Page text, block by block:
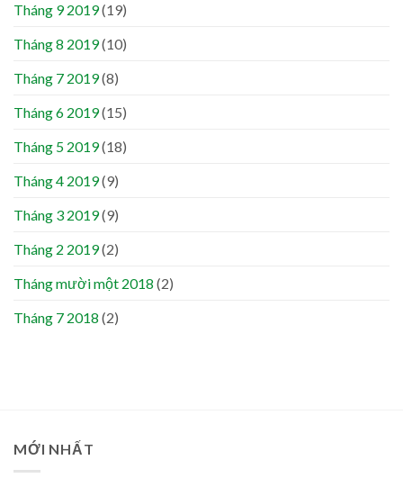
Tháng 9 2019(19)
Tháng 8 2019(10)
Tháng 7 2019(8)
Tháng 6 2019(15)
Tháng 5 2019(18)
Tháng 4 2019(9)
Tháng 3 2019(9)
Tháng 2 2019(2)
Tháng mười một 2018 (2)
Tháng 7 2018 (2)
MỚI NHẤT